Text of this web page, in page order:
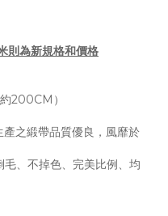
則為新規格和價格
200CM）
之緞帶品質優良，風靡於
、不掉色、完美比例、均